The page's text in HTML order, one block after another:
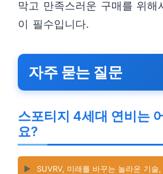
막고 만족스러운 구매를 위해
이 필수입니다.
자주 묻는 질문
스포티지 4세대 연비는
요?
▶️ SUVRV, 미래를 바꾸는 놀라운 기술